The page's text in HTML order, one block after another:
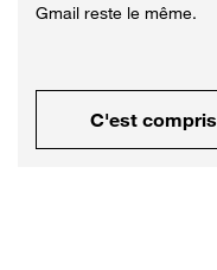
Gmail reste le même.
C'est compris